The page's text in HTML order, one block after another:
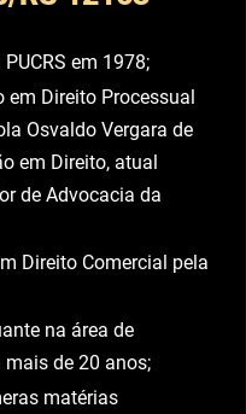
Carlos Paz -
RS 12163
em 1978;
Direito Processual
Osvaldo Vergara de
em Direito, atual
de Advocacia da
Direito Comercial pela